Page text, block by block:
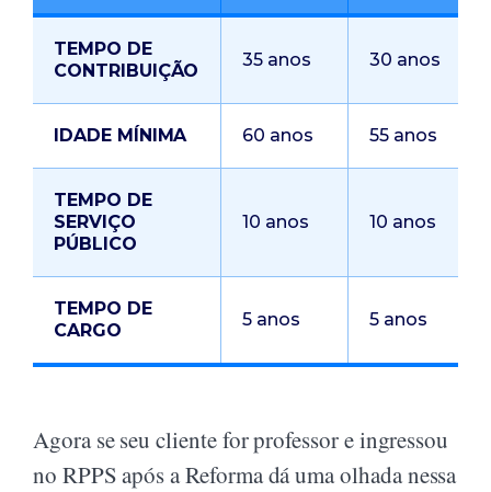
TEMPO DE
CONTRIBUIÇÃO
35 anos 30 anos
IDADE MÍNIMA 60 anos 55 anos
TEMPO DE
SERVIÇO
PÚBLICO
10 anos 10 anos
TEMPO DE
CARGO
5 anos 5 anos
Agora se seu cliente for professor e ingressou
no RPPS após a Reforma dá uma olhada nessa